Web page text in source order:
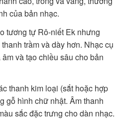
của bản nhạc.
tương tự Rô-niết Ek nhưng
trầm và dày hơn. Nhạc cụ
và tạo chiều sâu cho bản
thanh kim loại (sắt hoặc hợp
gỗ hình chữ nhật. Âm thanh
sắc đặc trưng cho dàn nhạc.